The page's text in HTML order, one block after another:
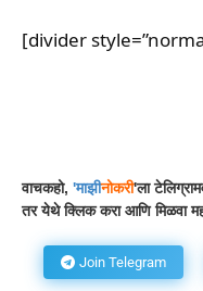
[divider
वाचकहो, 'माझीनोकरी'ला
तर येथे क्लिक करा आणि मिळवा
Join Telegram